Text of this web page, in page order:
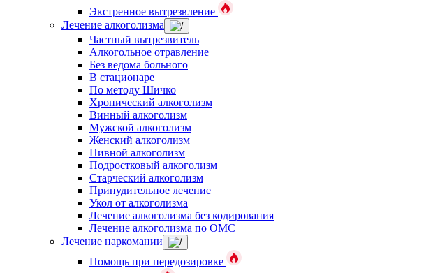
Экстренное вытрезвление
Лечение алкоголизма
Частный вытрезвитель
Алкогольное отравление
Без ведома больного
В стационаре
По методу Шичко
Хронический алкоголизм
Винный алкоголизм
Мужской алкоголизм
Женский алкоголизм
Пивной алкоголизм
Подростковый алкоголизм
Старческий алкоголизм
Принудительное лечение
Укол от алкоголизма
Лечение алкоголизма без кодирования
Лечение алкоголизма по ОМС
Лечение наркомании
Помощь при передозировке